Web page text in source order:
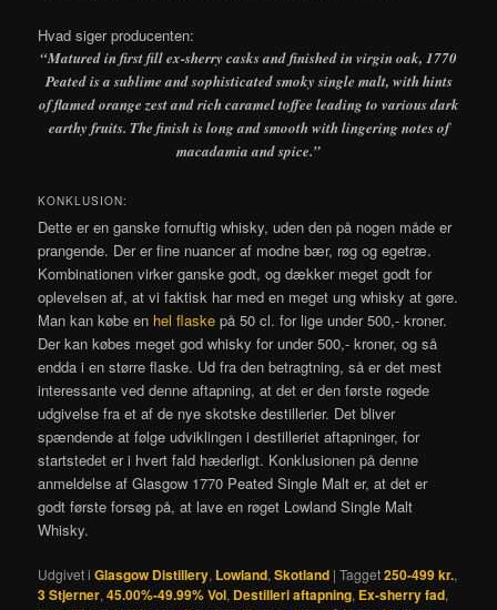
Hvad siger producenten:
“Matured in first fill ex-sherry casks and finished in virgin oak, 1770
Peated is a sublime and sophisticated smoky single malt, with hints
of flamed orange zest and rich caramel toffee leading to various dark
earthy fruits. The finish is long and smooth with lingering notes of
macadamia and spice.”
KONKLUSION:
Dette er en ganske fornuftig whisky, uden den på nogen måde er
prangende. Der er fine nuancer af modne bær, røg og egetræ.
Kombinationen virker ganske godt, og dækker meget godt for
oplevelsen af, at vi faktisk har med en meget ung whisky at gøre.
Man kan købe en hel flaske på 50 cl. for lige under 500,- kroner.
Der kan købes meget god whisky for under 500,- kroner, og så
endda i en større flaske. Ud fra den betragtning, så er det mest
interessante ved denne aftapning, at det er den første røgede
udgivelse fra et af de nye skotske destillerier. Det bliver
spændende at følge udviklingen i destilleriet aftapninger, for
startstedet er i hvert fald hæderligt. Konklusionen på denne
anmeldelse af Glasgow 1770 Peated Single Malt er, at det er
godt første forsøg på, at lave en røget Lowland Single Malt
Whisky.
Udgivet i Glasgow Distillery, Lowland,Skotland |Tagget250-499 kr.,
3 Stjerner,45.00%-49.99% Vol, Destilleri aftapning, Ex-sherry fad,